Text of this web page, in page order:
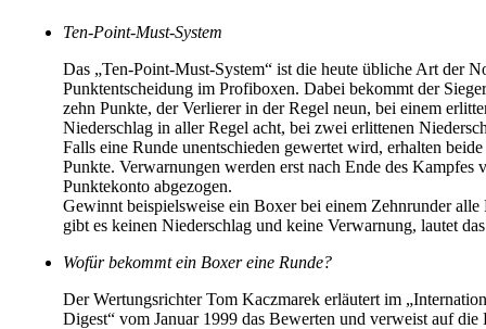
Ten-Point-Must-System
Das „Ten-Point-Must-System“ ist die heute übliche Art der
Punktentscheidung im Profiboxen. Dabei bekommt der
zehn Punkte, der Verlierer in der Regel neun, bei einem
Niederschlag in aller Regel acht, bei zwei erlittenen
Falls eine Runde unentschieden gewertet wird, erhalten
Punkte. Verwarnungen werden erst nach Ende des Kampfes
Punktekonto abgezogen.
Gewinnt beispielsweise ein Boxer bei einem Zehnrunder alle
gibt es keinen Niederschlag und keine Verwarnung, lautet
Wofür bekommt ein Boxer eine Runde?
Der Wertungsrichter Tom Kaczmarek erläutert im
Digest“ vom Januar 1999 das Bewerten und verweist auf die